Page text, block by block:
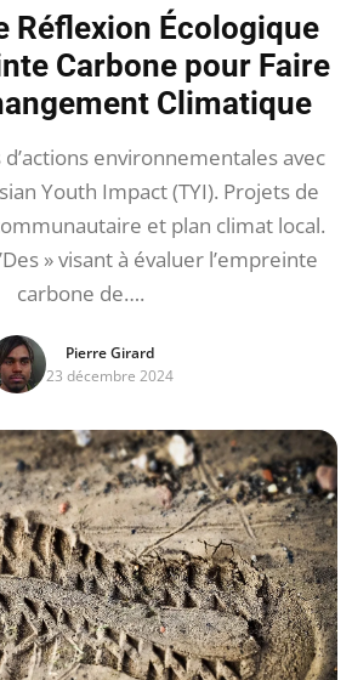
Réflexion Écologique
Carbone pour Faire
Climatique
d’actions environnementales avec
Youth Impact (TYI). Projets de
et plan climat local.
» visant à évaluer l’empreinte
carbone de….
Pierre Girard
23 décembre 2024